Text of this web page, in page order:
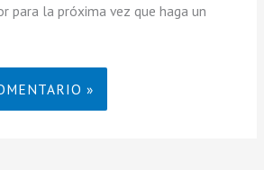
para la próxima vez que haga un